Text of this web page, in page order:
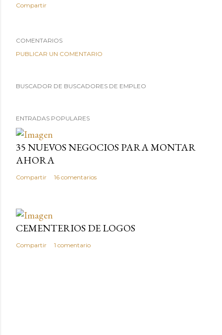
Compartir
COMENTARIOS
PUBLICAR UN COMENTARIO
BUSCADOR DE BUSCADORES DE EMPLEO
ENTRADAS POPULARES
35 NUEVOS NEGOCIOS PARA MONTAR
AHORA
Compartir 16 comentarios
CEMENTERIOS DE LOGOS
Compartir 1 comentario